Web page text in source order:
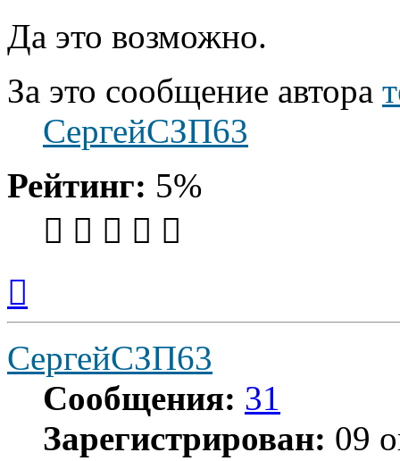
Да это возможно.
За это сообщение автора
СергейСЗП63
Рейтинг: 5%
началу
СергейСЗП63
Сообщения: 31
Зарегистрирован: 09